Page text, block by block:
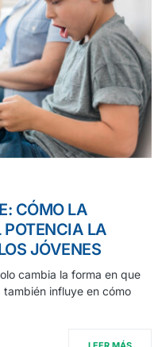
CÓMO LA
POTENCIA LA
JÓVENES
cambia la forma en que
también influye en cómo